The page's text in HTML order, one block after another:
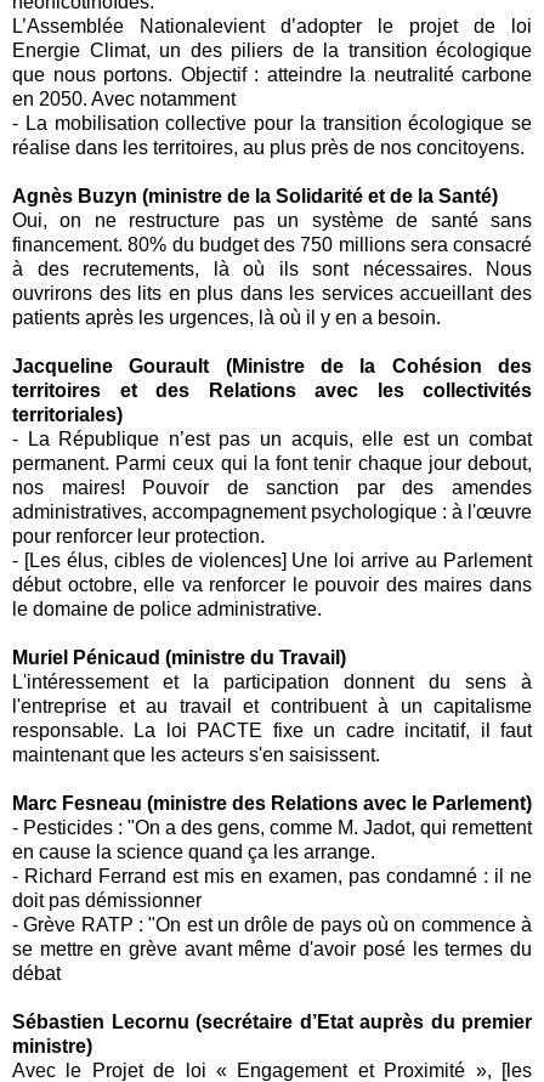
L’Assemblée Nationalevient d’adopter le projet de loi
Energie Climat, un des piliers de la transition écologique
que nous portons. Objectif : atteindre la neutralité carbone
en 2050. Avec notamment
- La mobilisation collective pour la transition écologique se
réalise dans les territoires, au plus près de nos concitoyens.
Agnès Buzyn (ministre de la Solidarité et de la Santé)
Oui, on ne restructure pas un système de santé sans
financement. 80% du budget des 750 millions sera consacré
à des recrutements, là où ils sont nécessaires. Nous
ouvrirons des lits en plus dans les services accueillant des
patients après les urgences, là où il y en a besoin.
Jacqueline Gourault (Ministre de la Cohésion des
territoires et des Relations avec les collectivités
territoriales)
- La République n’est pas un acquis, elle est un combat
permanent. Parmi ceux qui la font tenir chaque jour debout,
nos maires! Pouvoir de sanction par des amendes
administratives, accompagnement psychologique : à l'œuvre
pour renforcer leur protection.
- [Les élus, cibles de violences] Une loi arrive au Parlement
début octobre, elle va renforcer le pouvoir des maires dans
le domaine de police administrative.
Muriel Pénicaud (ministre du Travail)
L'intéressement et la participation donnent du sens à
l'entreprise et au travail et contribuent à un capitalisme
responsable. La loi PACTE fixe un cadre incitatif, il faut
maintenant que les acteurs s'en saisissent.
Marc Fesneau (ministre des Relations avec le Parlement)
- Pesticides : "On a des gens, comme M. Jadot, qui remettent
en cause la science quand ça les arrange.
- Richard Ferrand est mis en examen, pas condamné : il ne
doit pas démissionner
- Grève RATP : "On est un drôle de pays où on commence à
se mettre en grève avant même d'avoir posé les termes du
débat
Sébastien Lecornu (secrétaire d’Etat auprès du premier
ministre)
Avec le Projet de loi « Engagement et Proximité », [les